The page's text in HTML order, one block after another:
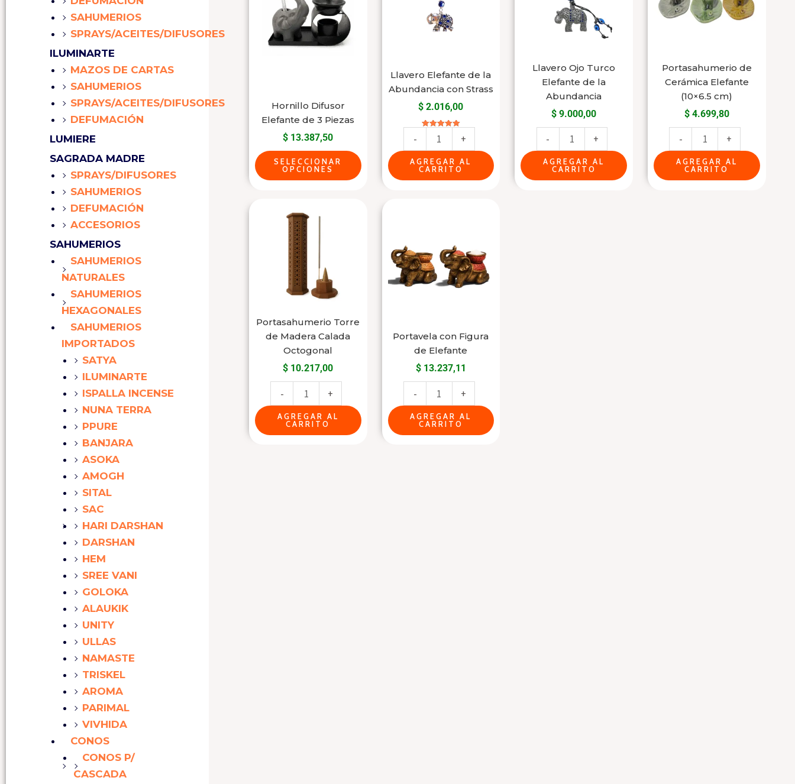
SAHUMERIOS
SPRAYS/ACEITES/DIFUSORES
ILUMINARTE
MAZOS DE CARTAS
SAHUMERIOS
SPRAYS/ACEITES/DIFUSORES
DEFUMACIÓN
LUMIERE
SAGRADA MADRE
SPRAYS/DIFUSORES
SAHUMERIOS
DEFUMACIÓN
ACCESORIOS
SAHUMERIOS
SAHUMERIOS
NATURALES
SAHUMERIOS
HEXAGONALES
SAHUMERIOS
IMPORTADOS
SATYA
ILUMINARTE
ISPALLA INCENSE
NUNA TERRA
PPURE
BANJARA
ASOKA
AMOGH
SITAL
SAC
HARI DARSHAN
DARSHAN
HEM
SREE VANI
GOLOKA
ALAUKIK
UNITY
ULLAS
NAMASTE
TRISKEL
AROMA
PARIMAL
VIVHIDA
CONOS
CONOS P/
CASCADA
Hornillo Difusor
Elefante de 3 Piezas
$ 13.387,50
SELECCIONAR
OPCIONES
variants.
The
options
chosen
on
the
product
page
Llavero Elefante de la
Abundancia con Strass
$ 2.016,00
5.00
-
Abundancia
+
AGREGAR AL
CARRITO
Llavero Ojo Turco
Elefante de la
Abundancia
$ 9.000,00
-
cantidad
+
AGREGAR AL
CARRITO
Portasahumerio de
Cerámica Elefante
(10×6.5 cm)
$4.699,80
-
(10x6.5
+
AGREGAR AL
CARRITO
Portasahumerio Torre
de Madera Calada
Octogonal
$ 10.217,00
-
Torre
Madera
Calada
Octogonal
+
AGREGAR AL
CARRITO
Portavela con Figura
de Elefante
$13.237,11
-
de
Elefante
cantidad
+
AGREGAR AL
CARRITO